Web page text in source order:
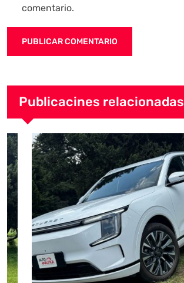
comentario.
Publicacines relacionadas